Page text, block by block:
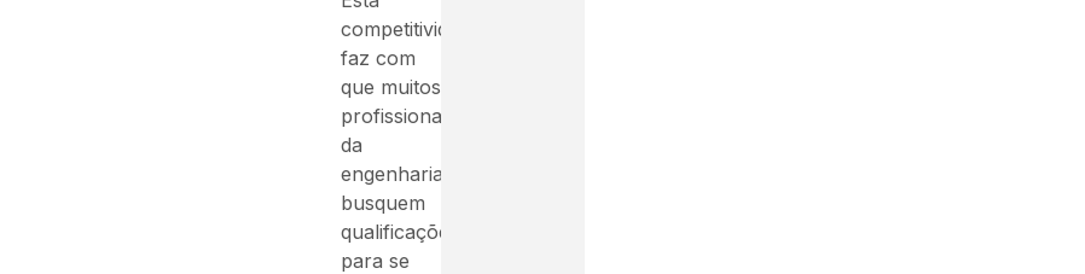
competitividade
faz com
que muitos
profissionais
da
engenharia
busquem
qualificações
para se